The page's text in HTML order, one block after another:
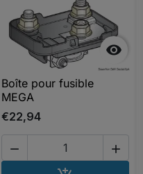

Boîte pour fusible
MEGA
€22,94
 